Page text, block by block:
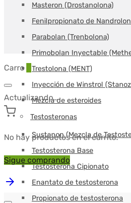
Masteron (Drostanolona)
Fenilpropionato de
Parabolan (Trenbolona)
Primobolan Inyectable
Trestolona (MENT)
Inyección de Winstrol
Mezcla de esteroides
Testosteronas
Sustanon (Mezcla de
Testosterona Base
Testosterona Cipionato
Enantato de testosterona
Propionato de testosterona
Carro
Actualizando…
No hay productos en el carrito.
Sigue comprando